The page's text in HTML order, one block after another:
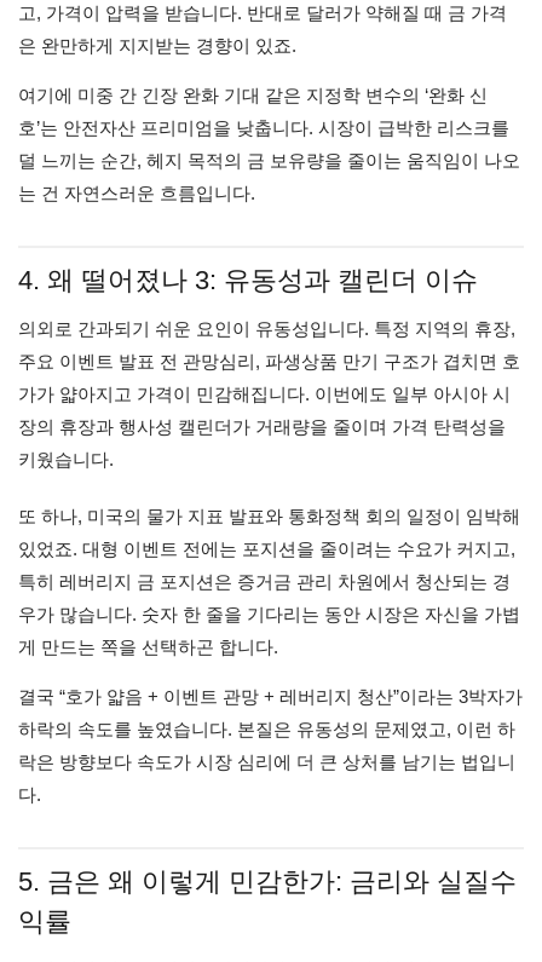
고, 가격이 압력을 받습니다. 반대로 달러가 약해질 때 금 가격
은 완만하게 지지받는 경향이 있죠.
여기에 미중 간 긴장 완화 기대 같은 지정학 변수의 ‘완화 신
호’는 안전자산 프리미엄을 낮춥니다. 시장이 급박한 리스크를
덜 느끼는 순간, 헤지 목적의 금 보유량을 줄이는 움직임이 나오
는 건 자연스러운 흐름입니다.
4. 왜 떨어졌나 3: 유동성과 캘린더 이슈
의외로 간과되기 쉬운 요인이 유동성입니다. 특정 지역의 휴장,
주요 이벤트 발표 전 관망심리, 파생상품 만기 구조가 겹치면 호
가가 얇아지고 가격이 민감해집니다. 이번에도 일부 아시아 시
장의 휴장과 행사성 캘린더가 거래량을 줄이며 가격 탄력성을
키웠습니다.
또 하나, 미국의 물가 지표 발표와 통화정책 회의 일정이 임박해
있었죠. 대형 이벤트 전에는 포지션을 줄이려는 수요가 커지고,
특히 레버리지 금 포지션은 증거금 관리 차원에서 청산되는 경
우가 많습니다. 숫자 한 줄을 기다리는 동안 시장은 자신을 가볍
게 만드는 쪽을 선택하곤 합니다.
결국 “호가 얇음 + 이벤트 관망 + 레버리지 청산”이라는 3박자가
하락의 속도를 높였습니다. 본질은 유동성의 문제였고, 이런 하
락은 방향보다 속도가 시장 심리에 더 큰 상처를 남기는 법입니
다.
5. 금은 왜 이렇게 민감한가: 금리와 실질수
익률